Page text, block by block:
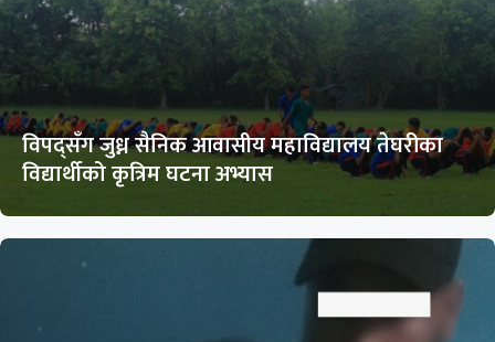
विपद्सँग जुध्न सैनिक आवासीय महाविद्यालय तेघरीका
विद्यार्थीको कृत्रिम घटना अभ्यास